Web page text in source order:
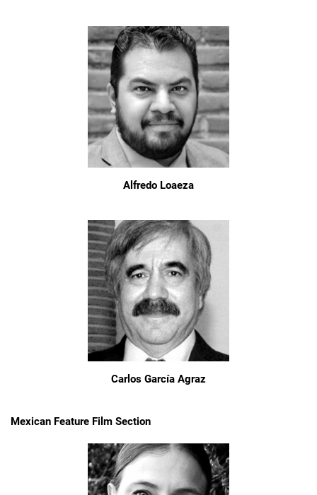
Alfredo Loaeza
Carlos García Agraz
Mexican Feature Film Section